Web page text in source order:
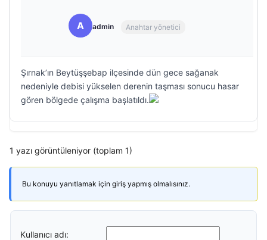
A admin Anahtar yönetici
Şırnak’ın Beytüşşebap ilçesinde dün gece sağanak
nedeniyle debisi yükselen derenin taşması sonucu hasar
gören bölgede çalışma başlatıldı.
1 yazı görüntüleniyor (toplam 1)
Bu konuyu yanıtlamak için giriş yapmış olmalısınız.
Kullanıcı adı: